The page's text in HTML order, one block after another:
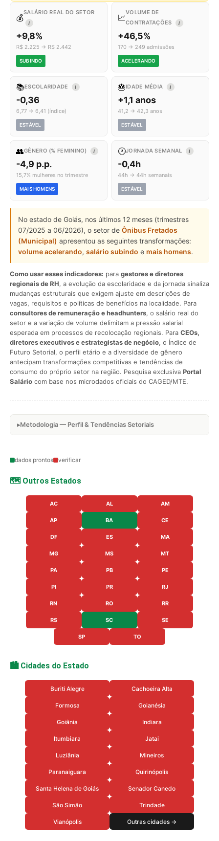
💰
SALÁRIO REAL DO SETOR
I
+9,8%
R$ 2.225 → R$ 2.442
SUBINDO
📈
VOLUME DE
CONTRATAÇÕES
I
+46,5%
170 → 249 admissões
ACELERANDO
📚ESCOLARIDADE I
-0,36
6,77 → 6,41 (índice)
ESTÁVEL
🎂IDADE MÉDIA I
+1,1 anos
41,2 → 42,3 anos
ESTÁVEL
👥GÊNERO (% FEMININO) I
-4,9 p.p.
15,7% mulheres no trimestre
MAIS HOMENS
🕐JORNADA SEMANAL I
-0,4h
44h → 44h semanais
ESTÁVEL
No estado de Goiás, nos últimos 12 meses (trimestres
07/2025 a 06/2026), o setor de Ônibus Fretados
(Municipal) apresentou as seguintes transformações:
volume acelerando, salário subindo e mais homens.
Como usar esses indicadores: para gestores e diretores
regionais de RH, a evolução da escolaridade e da jornada sinaliza
mudanças estruturais que exigem ajuste em descrições de
vagas, requisitos e políticas de benefícios na localidade. Para
consultores de remuneração e headhunters, o salário real do
setor e a variação de volume delimitam a pressão salarial
esperada em processos de recolocação regionais. Para CEOs,
diretores executivos e estrategistas de negócio, o Índice de
Futuro Setorial, o perfil etário e a diversidade de gênero
antecipam transformações competitivas e tendências de
consumo do próprio setor na região. Pesquisa exclusiva Portal
Salário com base nos microdados oficiais do CAGED/MTE.
Metodologia — Perfil & Tendências Setoriais
dados prontos verificar
🗺️ Outros Estados
AC AL AM
AP BA CE
DF ES MA
MG MS MT
PA PB PE
PI PR RJ
RN RO RR
RS SC SE
SP TO
🏙️ Cidades do Estado
Buriti Alegre Cachoeira Alta
Formosa Goianésia
Goiânia Indiara
Itumbiara Jatai
Luziânia Mineiros
Paranaiguara Quirinópolis
Santa Helena de Goiás Senador Canedo
São Simão Trindade
Vianópolis Outras cidades →